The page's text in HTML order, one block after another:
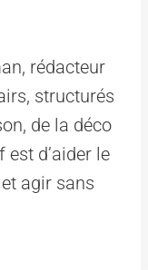
rédacteur
structurés
de la déco
d’aider le
agir sans